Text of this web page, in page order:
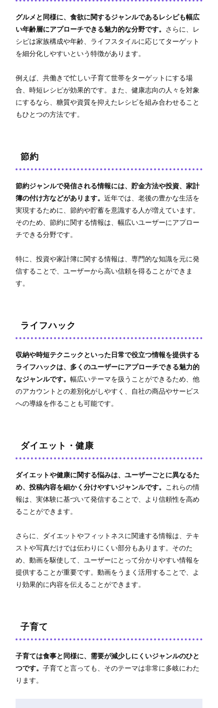
グルメと同様に、食欲に関するジャンルであるレシピも幅広
い年齢層にアプローチできる魅力的な分野です。 さらに、レ
シピは家族構成や年齢、ライフスタイルに応じてターゲット
を細分化しやすいという特徴があります。
例えば、共働きで忙しい子育て世帯をターゲットにする場
合、時短レシピが効果的です。また、健康志向の人々を対象
にするなら、糖質や資質を抑えたレシピを組み合わせること
もひとつの方法です。
節約
節約ジャンルで発信される情報には、貯金方法や投資、家計
簿の付け方などがあります。 近年では、老後の豊かな生活を
実現するために、節約や貯蓄を意識する人が増えています。
そのため、節約に関する情報は、幅広いユーザーにアプロー
チできる分野です。
特に、投資や家計簿に関する情報は、専門的な知識を元に発
信することで、ユーザーから高い信頼を得ることができま
す。
ライフハック
収納や時短テクニックといった日常で役立つ情報を提供する
ライフハックは、多くのユーザーにアプローチできる魅力的
なジャンルです。 幅広いテーマを扱うことができるため、他
のアカウントとの差別化がしやすく、自社の商品やサービス
への導線を作ることも可能です。
ダイエット・健康
ダイエットや健康に関する悩みは、ユーザーごとに異なるた
め、投稿内容を細かく分けやすいジャンルです。
これらの情
報は、実体験に基づいて発信することで、より信頼性を高め
ることができます。
さらに、ダイエットやフィットネスに関連する情報は、テキ
ストや写真だけでは伝わりにくい部分もあります。そのた
め、動画を駆使して、ユーザーにとって分かりやすい情報を
提供することが重要です。動画をうまく活用することで、よ
り効果的に内容を伝えることができます。
子育て
子育ては食事と同様に、需要が減少しにくいジャンルのひと
つです。 子育てと言っても、そのテーマは非常に多岐にわた
ります。